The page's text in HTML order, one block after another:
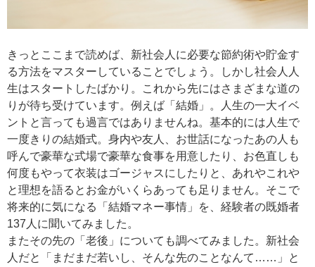
きっとここまで読めば、新社会人に必要な節約術や貯金す
る方法をマスターしていることでしょう。しかし社会人人
生はスタートしたばかり。これから先にはさまざまな道の
りが待ち受けています。例えば「結婚」。人生の一大イベ
ントと言っても過言ではありませんね。基本的には人生で
一度きりの結婚式。身内や友人、お世話になったあの人も
呼んで豪華な式場で豪華な食事を用意したり、お色直しも
何度もやって衣装はゴージャスにしたりと、あれやこれや
と理想を語るとお金がいくらあっても足りません。そこで
将来的に気になる「結婚マネー事情」を、経験者の既婚者
137人に聞いてみました。
またその先の「老後」についても調べてみました。新社会
人だと「まだまだ若いし、そんな先のことなんて……」と